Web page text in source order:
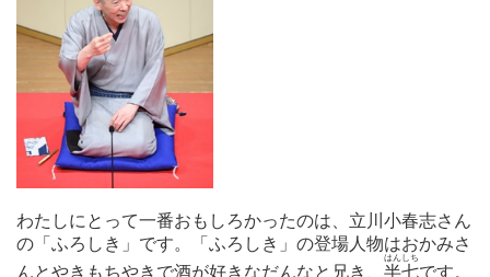
わたしにとって一番おもしろかったのは、立川小春志さん
の「ふろしき」です。「ふろしき」の登場人物はおかみさ
んとやきもちやきで酒が好きなだんなと兄き、 半
はん
七
しち
です。